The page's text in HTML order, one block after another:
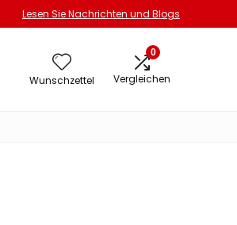
Lesen Sie Nachrichten und Blogs
Wunschzettel
0
Vergleichen